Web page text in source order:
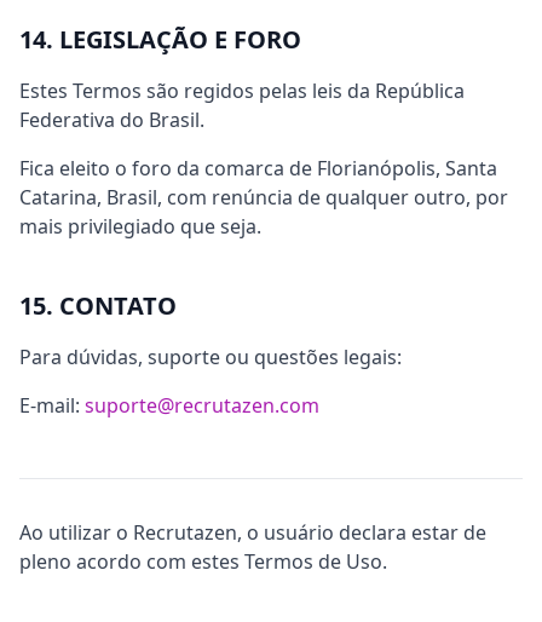
14. LEGISLAÇÃO E FORO
Estes Termos são regidos pelas leis da República
Federativa do Brasil.
Fica eleito o foro da comarca de Florianópolis, Santa
Catarina, Brasil, com renúncia de qualquer outro, por
mais privilegiado que seja.
15. CONTATO
Para dúvidas, suporte ou questões legais:
E-mail: suporte@recrutazen.com
Ao utilizar o Recrutazen, o usuário declara estar de
pleno acordo com estes Termos de Uso.